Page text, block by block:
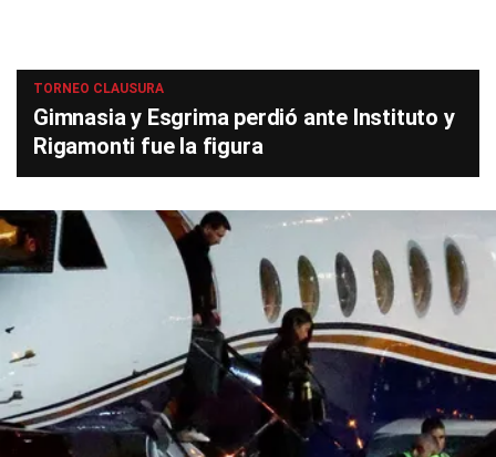
TORNEO CLAUSURA
Gimnasia y Esgrima perdió ante Instituto y
Rigamonti fue la figura